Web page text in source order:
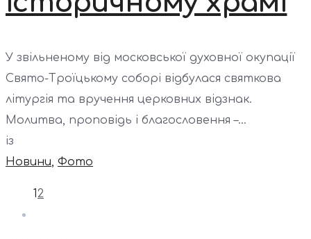
У звільненому від московської духовної окупації
Свято-Троїцькому соборі відбулася святкова
літургія та вручення церковних відзнак.
Молитва, проповідь і благословення –...
із
Новини, Фото
12